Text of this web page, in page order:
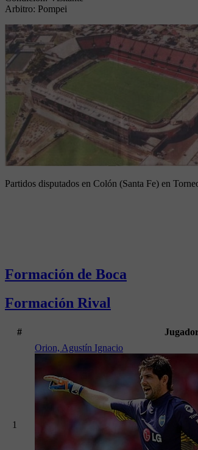
Arbitro: Pompei
Partidos disputados en Colón (Santa Fe) en
Formación de Boca
Formación Rival
#
1
Orion, Agustín Ignacio